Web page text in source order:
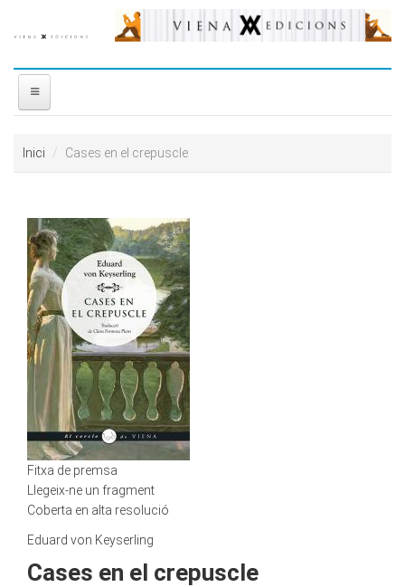
DISTRIBUÏDORA
PREMIS
CONTACTE
Inici Cases en el crepuscle
Fitxa de premsa
Llegeix-ne un fragment
Coberta en alta resolució
Eduard von Keyserling
Cases en el crepuscle